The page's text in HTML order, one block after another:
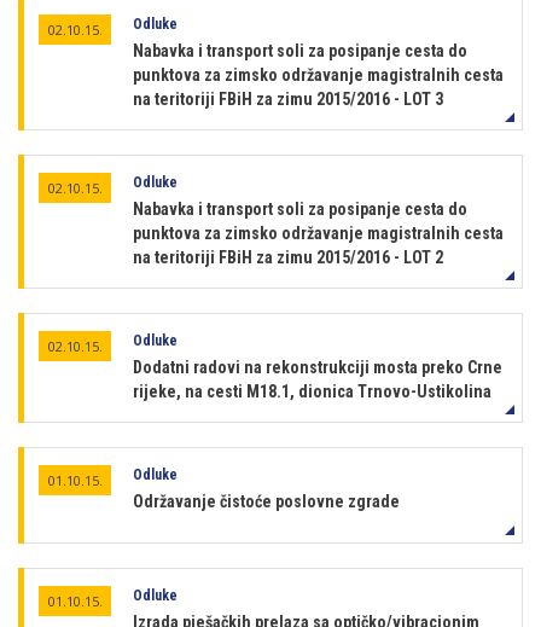
02.10.15. Odluke
Nabavka i transport soli za posipanje cesta do
punktova za zimsko održavanje magistralnih cesta
na teritoriji FBiH za zimu 2015/2016 - LOT 3
02.10.15. Odluke
Nabavka i transport soli za posipanje cesta do
punktova za zimsko održavanje magistralnih cesta
na teritoriji FBiH za zimu 2015/2016 - LOT 2
02.10.15. Odluke
Dodatni radovi na rekonstrukciji mosta preko Crne
rijeke, na cesti M18.1, dionica Trnovo-Ustikolina
01.10.15. Odluke
Održavanje čistoće poslovne zgrade
01.10.15. Odluke
Izrada pješačkih prelaza sa optičko/vibracionim